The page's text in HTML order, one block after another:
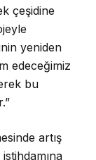
çeşidine
yeniden
edeceğimiz
bu
artış